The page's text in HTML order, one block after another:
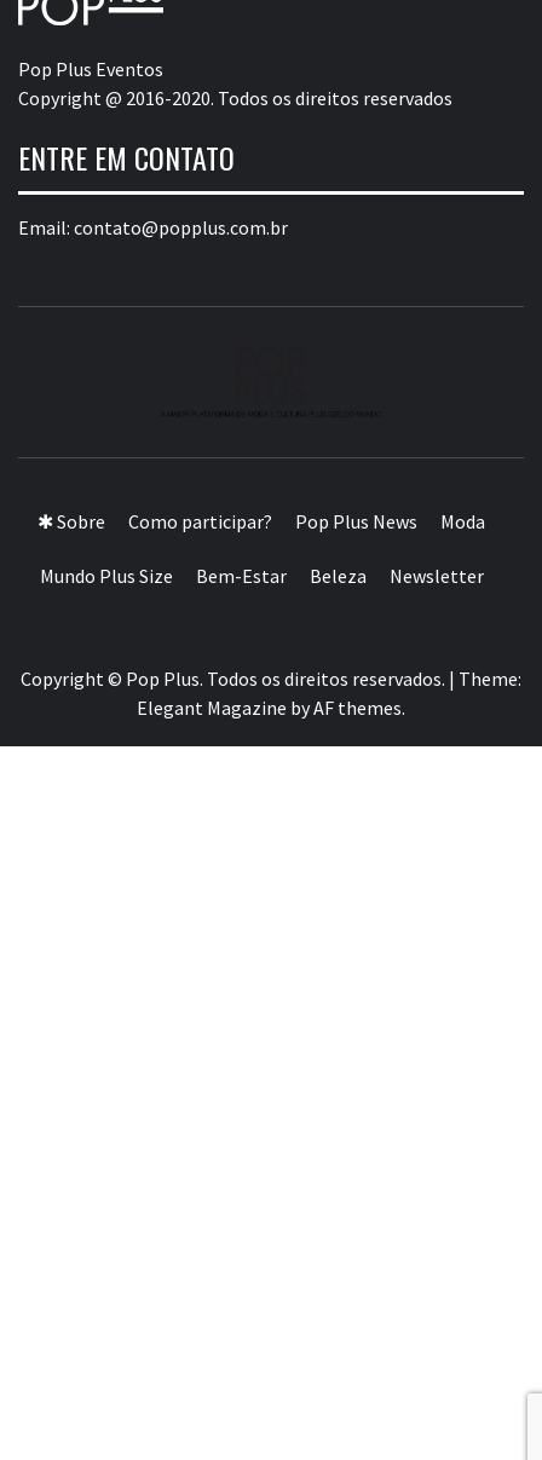
Pop Plus Eventos
Copyright @ 2016-2020. Todos os direitos reservados
ENTRE EM CONTATO
Email: contato@popplus.com.br
✱ Sobre Como participar? Pop Plus News Moda
Mundo Plus Size Bem-Estar Beleza Newsletter
Copyright © Pop Plus. Todos os direitos reservados. | Theme:
Elegant Magazine byAF themes.